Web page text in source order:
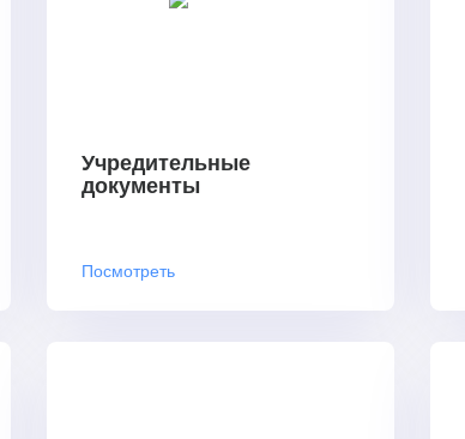
Учредительные
документы
Посмотреть